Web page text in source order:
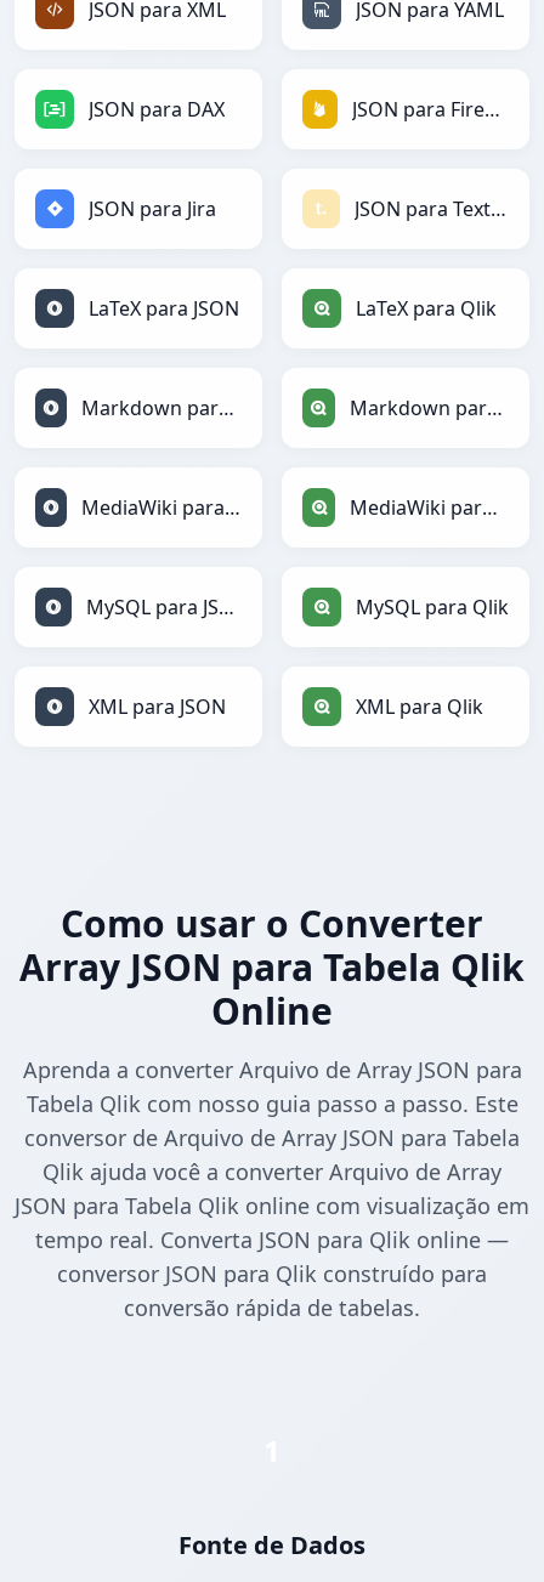
JSON para XML JSON para YAML
JSON para DAX JSON para Firebase
JSON para Jira JSON para Textile
LaTeX para JSON LaTeX para Qlik
Markdown para JSON Markdown para Qlik
MediaWiki para JSON MediaWiki para Qlik
MySQL para JSON MySQL para Qlik
XML para JSON XML para Qlik
Como usar o Converter
Array JSON para Tabela Qlik
Online
Aprenda a converter Arquivo de Array JSON para
Tabela Qlik com nosso guia passo a passo. Este
conversor de Arquivo de Array JSON para Tabela
Qlik ajuda você a converter Arquivo de Array
JSON para Tabela Qlik online com visualização em
tempo real. Converta JSON para Qlik online —
conversor JSON para Qlik construído para
conversão rápida de tabelas.
Fonte de Dados